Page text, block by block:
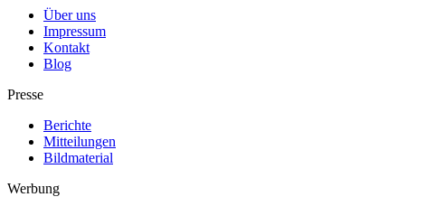
Über uns
Impressum
Kontakt
Blog
Presse
Berichte
Mitteilungen
Bildmaterial
Werbung